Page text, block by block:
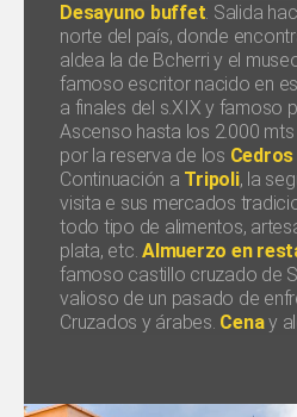
Desayuno buffet. Salida
norte del país, donde
aldea la de Bcherri y el
famoso escritor nacido en
a finales del s.XIX y famoso
Ascenso hasta los 2.000
por la reserva de los
Continuación a Tripoli, la
visita e sus mercados
todo tipo de alimentos,
plata, etc. Almuerzo en
famoso castillo cruzado de
valioso de un pasado de
Cruzados y árabes. Cenay